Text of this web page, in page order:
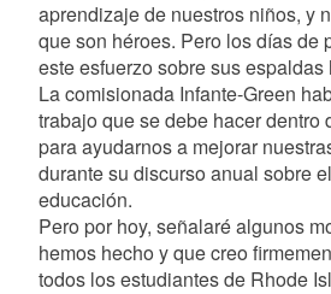
aprendizaje de nuestros niños, y
que son héroes. Pero los días de
este esfuerzo sobre sus espaldas
La comisionada Infante-Green
trabajo que se debe hacer dentro
para ayudarnos a mejorar
durante su discurso anual sobre
educación.
Pero por hoy, señalaré algunos
hemos hecho y que creo
todos los estudiantes de Rhode